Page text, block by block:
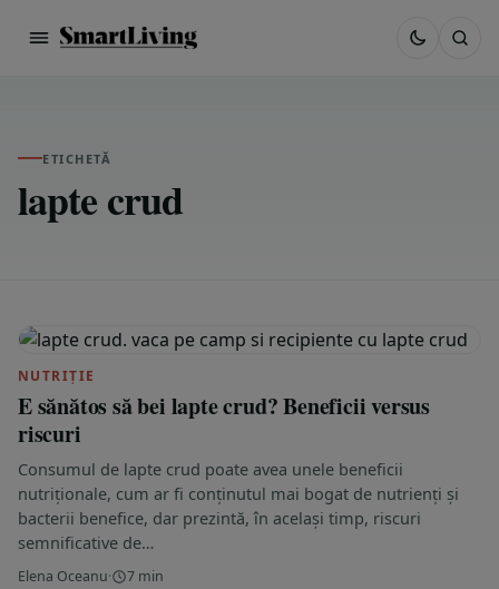
ETICHETĂ
lapte crud
NUTRIȚIE
E sănătos să bei lapte crud? Beneficii versus
riscuri
Consumul de lapte crud poate avea unele beneficii
nutriționale, cum ar fi conținutul mai bogat de nutrienți și
bacterii benefice, dar prezintă, în același timp, riscuri
semnificative de…
Elena Oceanu· 7 min